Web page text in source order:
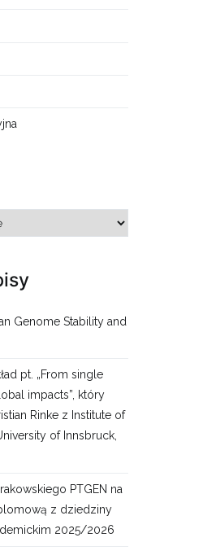
Genome Stability and
pt. „From single
impacts”, który
Rinke z Institute of
of Innsbruck,
PTGEN na
z dziedziny
2025/2026